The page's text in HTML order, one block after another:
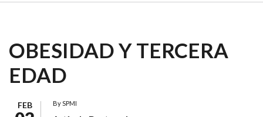
OBESIDAD Y TERCERA
EDAD
FEB BySPMI